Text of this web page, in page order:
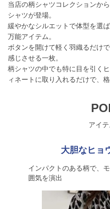
当店の柄シャツコレクションか
シャツが登場。
緩やかなシルエットで体型を選
万能アイテム。
ボタンを開けて軽く羽織るだけ
感じさせる一枚。
柄シャツの中でも特に目を引く
ィネートに取り入れるだけで、
アイ
大胆なヒョ
インパクトのある柄で、
囲気を演出